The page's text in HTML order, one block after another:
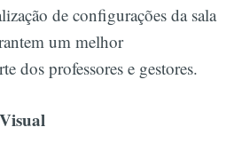
de configurações da sala
um melhor
dos professores e gestores.